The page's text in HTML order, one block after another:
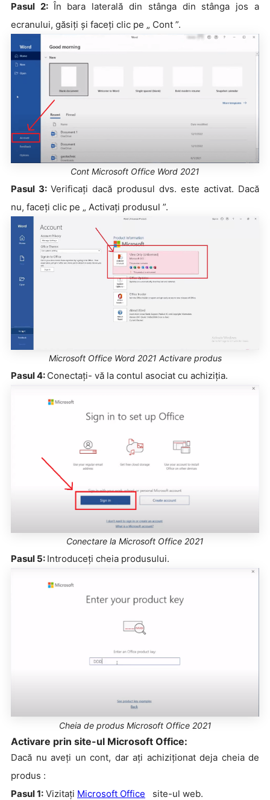
Pasul 2: În bara laterală din stânga din stânga jos a
ecranului, găsiți și faceți clic pe „ Cont ”.
Cont Microsoft Office Word 2021
Pasul 3:Verificați dacă produsul dvs. este activat. Dacă
nu, faceți clic pe „ Activați produsul ”.
Microsoft Office Word 2021 Activare produs
Pasul 4: Conectați- vă la contul asociat cu achiziția.
Conectare la Microsoft Office 2021
Pasul 5: Introduceți cheia produsului.
Cheia de produs Microsoft Office 2021
Activare prin site-ul Microsoft Office:
Dacă nu aveți un cont, dar ați achiziționat deja cheia de
produs :
Pasul 1: Vizitați Microsoft Office site-ul web.